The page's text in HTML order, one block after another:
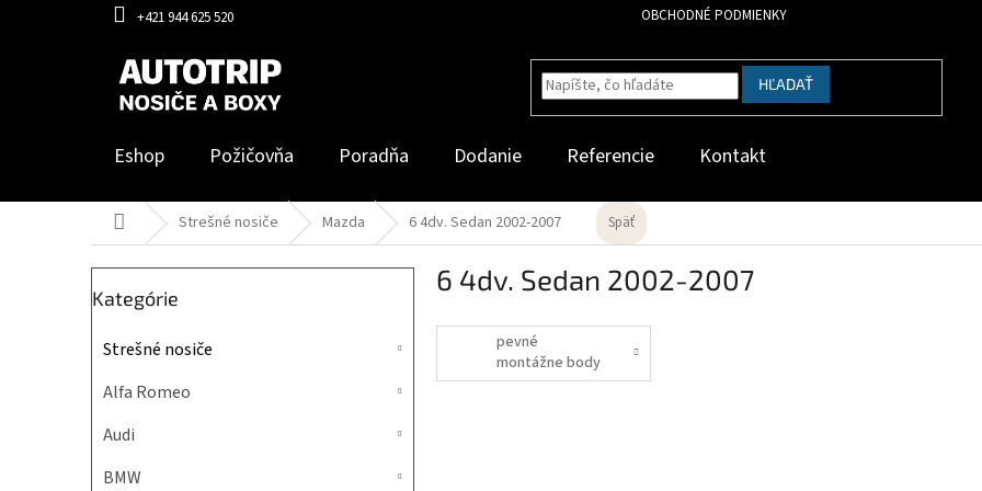
+421 944 625 520 OBCHODNÉ PODMIENKY
HĽADAŤ
Eshop Požičovňa Poradňa Dodanie Referencie Kontakt
DomovStrešné nosiče Mazda 6 4dv. Sedan 2002-2007 Späť
č
Preskočiť
Kategórie
Strešné nosiče
Alfa Romeo
Audi
BMW
6 4dv. Sedan 2002-2007
pevné
montážne body